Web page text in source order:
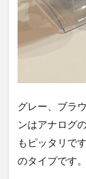
グレー、ブラ
ンはアナログ
もピッタリで
のタイプです。